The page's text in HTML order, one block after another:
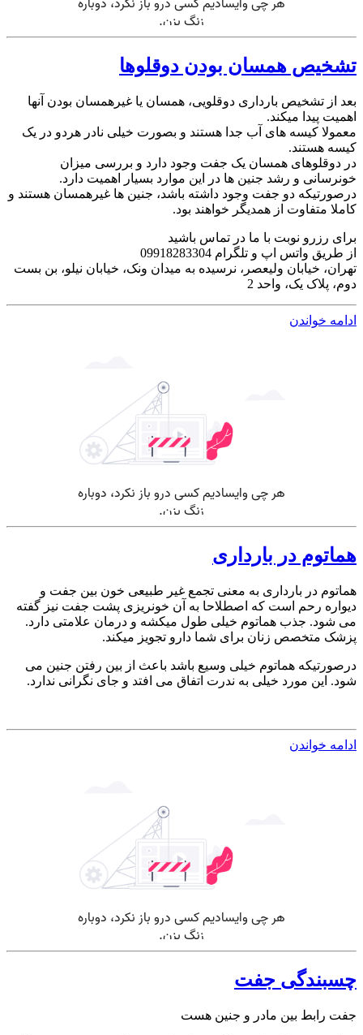
تشخیص همسان بودن دوقلوها
بعد از تشخیص بارداری دوقلویی، همسان یا غیرهمسان بودن آنها
اهمیت پیدا میکند.
معمولا کیسه های آب جدا هستند و بصورت خیلی نادر هردو در یک
کیسه هستند.
در دوقلوهای همسان یک جفت وجود دارد و بررسی میزان
خونرسانی و رشد جنین ها در این موارد بسیار اهمیت دارد.
درصورتیکه دو جفت وجود داشته باشد، جنین ها غیرهمسان هستند و
کاملا متفاوت از همدیگر خواهند بود.
برای رزرو نوبت با ما در تماس باشید
از طریق واتس اپ و تلگرام 09918283304
تهران، خیابان ولیعصر، نرسیده به میدان ونک، خیابان نیلو، بن بست
دوم، پلاک یک، واحد 2
ادامه خواندن
هماتوم در بارداری
هماتوم در بارداری به معنی تجمع غیر طبیعی خون بین جفت و
دیواره رحم است که اصطلاحا به آن خونریزی پشت جفت نیز گفته
می شود. جذب هماتوم خیلی طول میکشه و درمان علامتی دارد.
پزشک متخصص زنان برای شما دارو تجویز میکند.
درصورتیکه هماتوم خیلی وسیع باشد باعث از بین رفتن جنین می
شود. این مورد خیلی به ندرت اتفاق می افتد و جای نگرانی ندارد.
ادامه خواندن
چسبندگی جفت
جفت رابط بین مادر و جنین هست